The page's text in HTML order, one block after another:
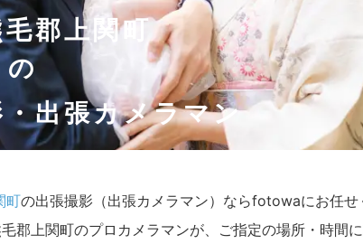
郡上関町
の
・出張カメラマン
町の出張撮影（出張カメラマン）ならfotowaにお任せ
郡上関町のプロカメラマンが、ご指定の場所・時間に